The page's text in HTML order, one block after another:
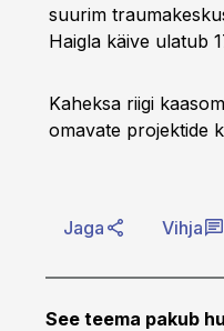
suurim
Haigla käive ulatub
Kaheksa riigi
omavate projektide
Jaga Vihja
See teema pakub